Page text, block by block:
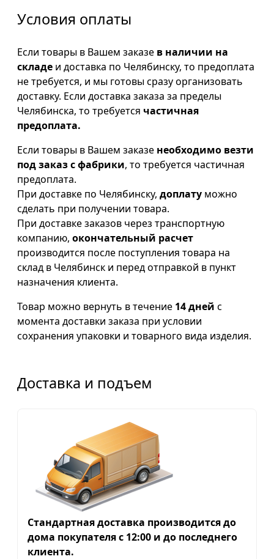
Условия оплаты
Если товары в Вашем заказе в наличии на
складе и доставка по Челябинску, то предоплата
не требуется, и мы готовы сразу организовать
доставку. Если доставка заказа за пределы
Челябинска, то требуется частичная
предоплата.
Если товары в Вашем заказе необходимо везти
под заказ с фабрики, то требуется частичная
предоплата.
При доставке по Челябинску, доплату можно
сделать при получении товара.
При доставке заказов через транспортную
компанию, окончательный расчет
производится после поступления товара на
склад в Челябинск и перед отправкой в пункт
назначения клиента.
Товар можно вернуть в течение 14 дней с
момента доставки заказа при условии
сохранения упаковки и товарного вида изделия.
Доставка и подъем
Стандартная доставка производится до
дома покупателя с 12:00 и до последнего
клиента.